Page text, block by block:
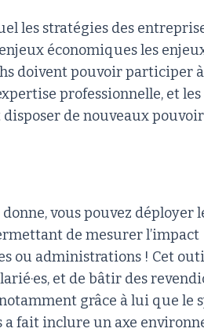
les stratégies des
économiques les
doivent pouvoir participer à
professionnelle, et
de nouveaux
vous pouvez déployer
de mesurer l’impact
ou administrations ! Cet
et de bâtir des
notamment grâce à lui que le
a fait inclure un axe